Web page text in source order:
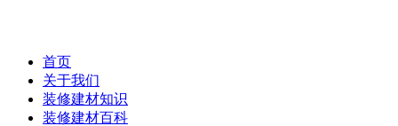
首页
关于我们
装修建材知识
装修建材百科